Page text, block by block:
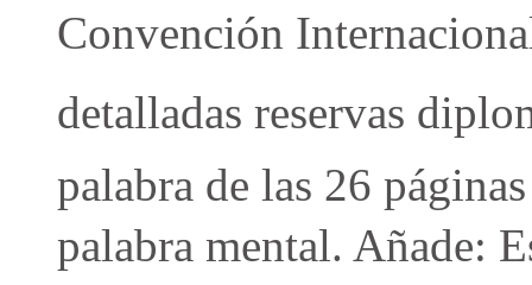
Convención
detalladas reservas
palabra de las 26
palabra mental.